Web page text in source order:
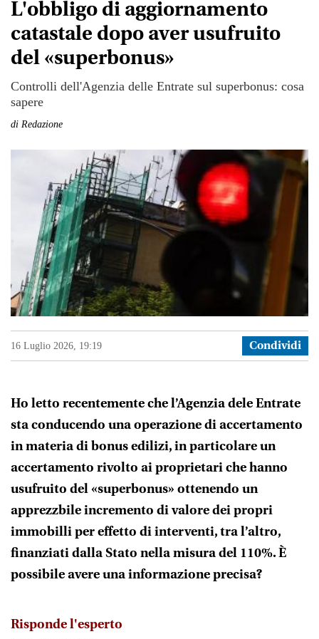
L'obbligo di aggiornamento
catastale dopo aver usufruito
del «superbonus»
Controlli dell'Agenzia delle Entrate sul superbonus: cosa
sapere
di Redazione
16 Luglio 2026, 19:19 Condividi
Ho letto recentemente che l’Agenzia dele Entrate
sta conducendo una operazione di accertamento
in materia di bonus edilizi, in particolare un
accertamento rivolto ai proprietari che hanno
usufruito del «superbonus» ottenendo un
apprezzbile incremento di valore dei propri
immobilli per effetto di interventi, tra l’altro,
finanziati dalla Stato nella misura del 110%. È
possibile avere una informazione precisa?
Risponde l'esperto